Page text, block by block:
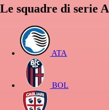
Le squadre di serie A
ATA
BOL